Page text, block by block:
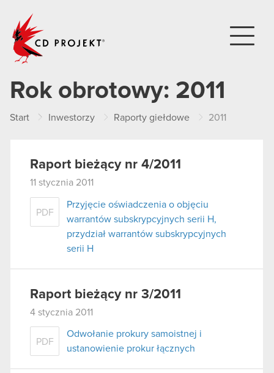
Rok obrotowy: 2011
Start Inwestorzy Raporty giełdowe 2011
Raport bieżący nr 4/2011
11 stycznia 2011
PDF
Przyjęcie oświadczenia o objęciu
warrantów subskrypcyjnych serii H,
przydział warrantów subskrypcyjnych
serii H
Raport bieżący nr 3/2011
4 stycznia 2011
PDF
Odwołanie prokury samoistnej i
ustanowienie prokur łącznych